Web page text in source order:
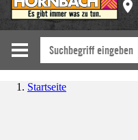
Startseite